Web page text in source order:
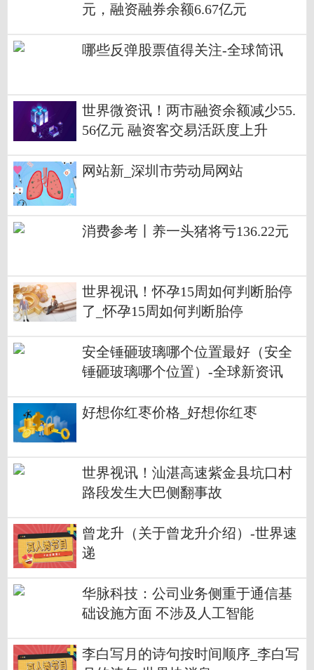
元，融资融券余额6.67亿元
​哪些反弹股票值得关注-全球简讯
世界微资讯！两市融资余额减少55.
56亿元 融资客交易活跃度上升
网站新_深圳市劳动局网站
消费参考丨养一头猪将亏136.22元
世界视讯！怀孕15周如何判断胎停
了_怀孕15周如何判断胎停
安全锤砸玻璃哪个位置最好（安全
锤砸玻璃哪个位置）-全球新资讯
好想你红枣价格_好想你红枣
世界视讯！汕湛高速紫金县坑口村
路段发生大巴侧翻事故
曾龙升（关于曾龙升介绍）-世界速
递
华脉科技：公司业务侧重于通信基
础设施方面 不涉及人工智能
李白写月的诗句按时间顺序_李白写